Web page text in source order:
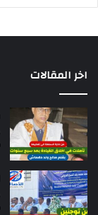
اخر المقالات